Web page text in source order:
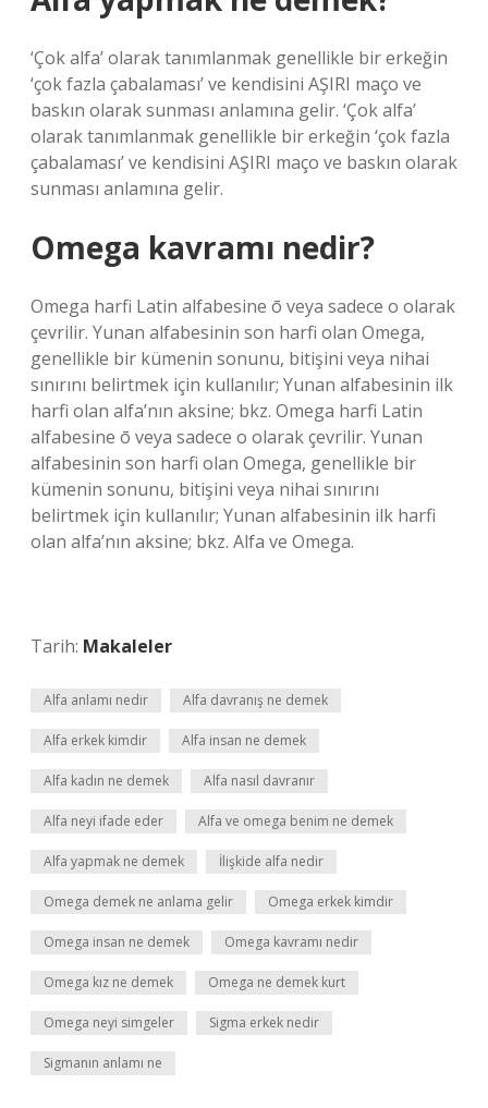
‘Çok alfa’ olarak tanımlanmak genellikle bir erkeğin
‘çok fazla çabalaması’ ve kendisini AŞIRI maço ve
baskın olarak sunması anlamına gelir. ‘Çok alfa’
olarak tanımlanmak genellikle bir erkeğin ‘çok fazla
çabalaması’ ve kendisini AŞIRI maço ve baskın olarak
sunması anlamına gelir.
Omega kavramı nedir?
Omega harfi Latin alfabesine ō veya sadece o olarak
çevrilir. Yunan alfabesinin son harfi olan Omega,
genellikle bir kümenin sonunu, bitişini veya nihai
sınırını belirtmek için kullanılır; Yunan alfabesinin ilk
harfi olan alfa’nın aksine; bkz. Omega harfi Latin
alfabesine ō veya sadece o olarak çevrilir. Yunan
alfabesinin son harfi olan Omega, genellikle bir
kümenin sonunu, bitişini veya nihai sınırını
belirtmek için kullanılır; Yunan alfabesinin ilk harfi
olan alfa’nın aksine; bkz. Alfa ve Omega.
Tarih: Makaleler
Alfa anlamı nedir Alfa davranış ne demek
Alfa erkek kimdir Alfa insan ne demek
Alfa kadın ne demek Alfa nasıl davranır
Alfa neyi ifade eder Alfa ve omega benim ne demek
Alfa yapmak ne demek İlişkide alfa nedir
Omega demek ne anlama gelir Omega erkek kimdir
Omega insan ne demek Omega kavramı nedir
Omega kız ne demek Omega ne demek kurt
Omega neyi simgeler Sigma erkek nedir
Sigmanın anlamı ne